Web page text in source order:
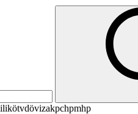
ötvdövizakpchpmhp